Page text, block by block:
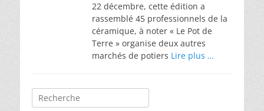
22 décembre, cette édition a
rassemblé 45 professionnels de la
céramique, à noter « Le Pot de
Terre » organise deux autres
marchés de potiers Lire plus …
Rechercher :